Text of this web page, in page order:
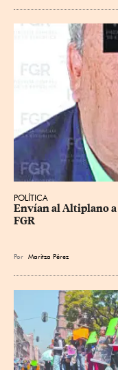
POLÍTICA
Envían al Altiplano
FGR
Por Maritza Pérez